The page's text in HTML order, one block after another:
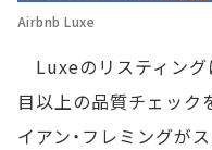
Airbnb Luxe
Luxeのリスティング
目以上の品質チェック
イアン・フレミングが